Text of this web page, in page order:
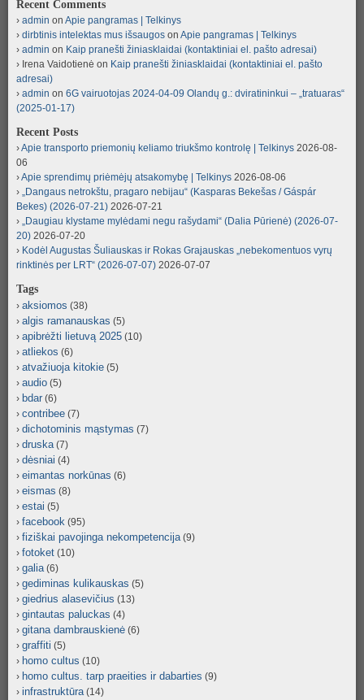
Recent Comments
admin on Apie pangramas | Telkinys
dirbtinis intelektas mus išsaugos on Apie pangramas | Telkinys
admin on Kaip pranešti žiniasklaidai (kontaktiniai el. pašto adresai)
Irena Vaidotienė on Kaip pranešti žiniasklaidai (kontaktiniai el. pašto
adresai)
admin on 6G vairuotojas 2024-04-09 Olandų g.: dviratininkui – „tratuaras“
(2025-01-17)
Recent Posts
Apie transporto priemonių keliamo triukšmo kontrolę | Telkinys 2026-08-
06
Apie sprendimų priėmėjų atsakomybę | Telkinys 2026-08-06
„Dangaus netrokštu, pragaro nebijau“ (Kasparas Bekešas / Gáspár
Bekes) (2026-07-21) 2026-07-21
„Daugiau klystame mylėdami negu rašydami“ (Dalia Pūrienė) (2026-07-
20) 2026-07-20
Kodėl Augustas Šuliauskas ir Rokas Grajauskas „nebekomentuos vyrų
rinktinės per LRT“ (2026-07-07) 2026-07-07
Tags
aksiomos (38)
algis ramanauskas (5)
apibrėžti lietuvą 2025 (10)
atliekos (6)
atvažiuoja kitokie (5)
audio (5)
bdar (6)
contribee (7)
dichotominis mąstymas (7)
druska(7)
dėsniai (4)
eimantas norkūnas (6)
eismas (8)
estai (5)
facebook (95)
fiziškai pavojinga nekompetencija(9)
fotoket (10)
galia(6)
gediminas kulikauskas (5)
giedrius alasevičius (13)
gintautas paluckas (4)
gitana dambrauskienė (6)
graffiti (5)
homo cultus (10)
homo cultus. tarp praeities ir dabarties (9)
infrastruktūra(14)